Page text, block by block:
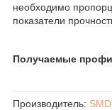
необходимо
показатели
Получаемые
Производитель: SMD